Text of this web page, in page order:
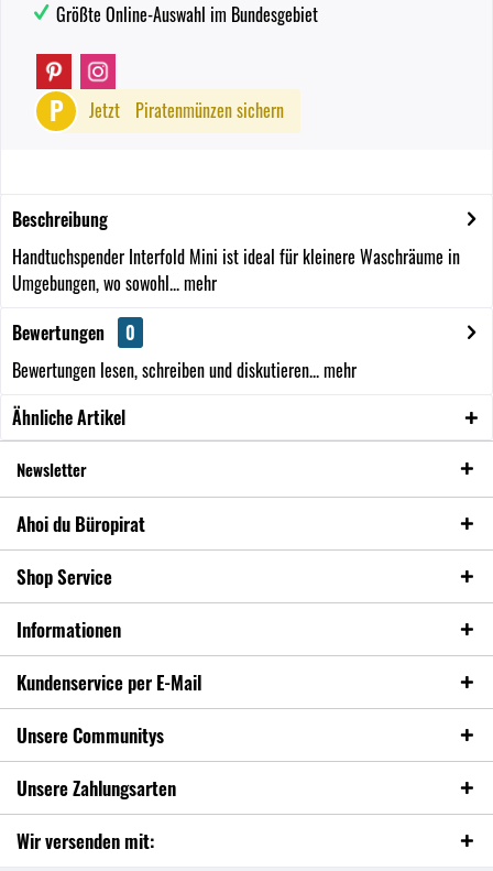
Größte Online-Auswahl im Bundesgebiet
P Jetzt Piratenmünzen sichern
Beschreibung
Handtuchspender Interfold Mini ist ideal für kleinere Waschräume in
Umgebungen, wo sowohl...mehr
Bewertungen
0
Bewertungen lesen, schreiben und diskutieren...mehr
Ähnliche Artikel
Newsletter
Ahoi du Büropirat
Shop Service
Informationen
Kundenservice per E-Mail
Unsere Communitys
Unsere Zahlungsarten
Wir versenden mit: